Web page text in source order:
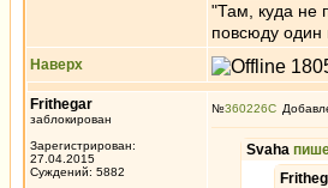
"Там, куда не
повсюду один
Наверх
Frithegar
заблокирован
Зарегистрирован:
27.04.2015
Суждений: 5882
№360226
Svaha